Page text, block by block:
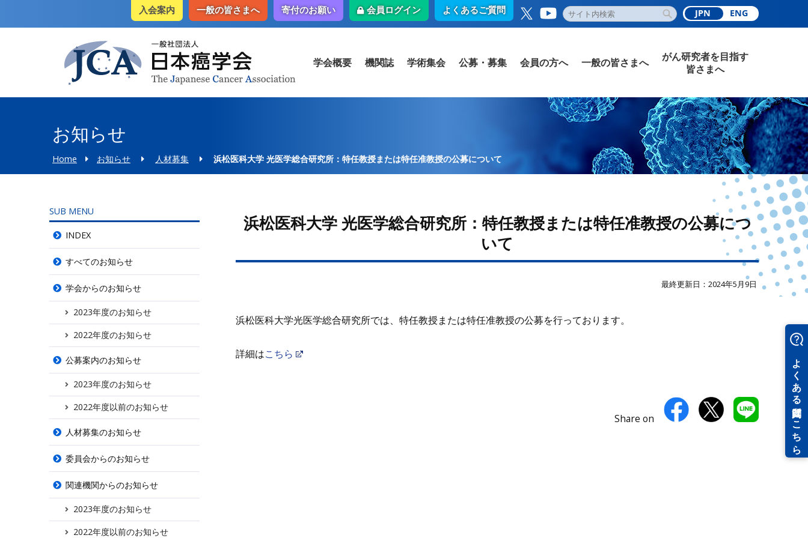
入会案内 一般の皆さまへ 寄付のお願い 会員ログイン よくあるご質問 JPN ENG
学会概要 機関誌 学術集会 公募・募集 会員の方へ 一般の皆さまへ
がん研究者を目指す
皆さまへ
お知らせ
SUB MENU
INDEX
すべてのお知らせ
学会からのお知らせ
2023年度のお知らせ
2022年度のお知らせ
公募案内のお知らせ
2023年度のお知らせ
2022年度以前のお知らせ
人材募集のお知らせ
委員会からのお知らせ
関連機関からのお知らせ
2023年度のお知らせ
2022年度以前のお知らせ
Home お知らせ 人材募集 浜松医科大学 光医学総合研究所：特任教授または特任准教授の公募について
浜松医科大学 光医学総合研究所：特任教授または特任准教授の公募につ
いて
最終更新日：2024年5月9日
浜松医科大学光医学総合研究所では、特任教授または特任准教授の公募を行っております。
詳細はこちら
Share on